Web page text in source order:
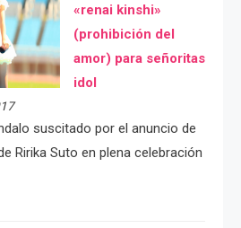
«renai kinshi»
(prohibición del
amor) para señoritas
idol
suscitado por el anuncio de
Ririka Suto en plena celebración